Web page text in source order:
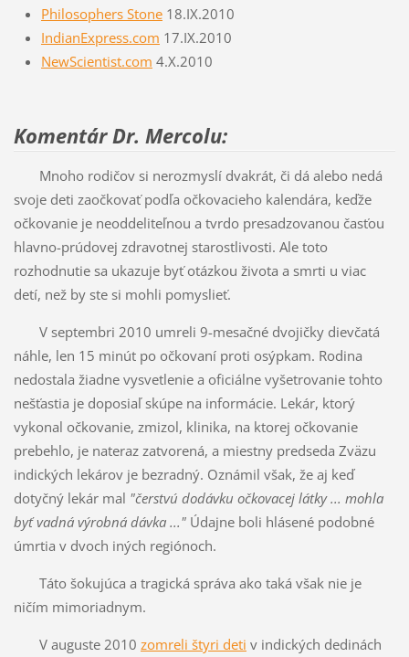
Philosophers Stone18.IX.2010
IndianExpress.com 17.IX.2010
NewScientist.com 4.X.2010
Komentár Dr. Mercolu:
Mnoho rodičov si nerozmyslí dvakrát, či dá alebo nedá
svoje deti zaočkovať podľa očkovacieho kalendára, keďže
očkovanie je neoddeliteľnou a tvrdo presadzovanou časťou
hlavno-prúdovej zdravotnej starostlivosti. Ale toto
rozhodnutie sa ukazuje byť otázkou života a smrti u viac
detí, než by ste si mohli pomyslieť.
V septembri 2010 umreli 9-mesačné dvojičky dievčatá
náhle, len 15 minút po očkovaní proti osýpkam. Rodina
nedostala žiadne vysvetlenie a oficiálne vyšetrovanie tohto
nešťastia je doposiaľ skúpe na informácie. Lekár, ktorý
vykonal očkovanie, zmizol, klinika, na ktorej očkovanie
prebehlo, je nateraz zatvorená, a miestny predseda Zväzu
indických lekárov je bezradný. Oznámil však, že aj keď
dotyčný lekár mal "čerstvú dodávku očkovacej látky ... mohla
byť vadná výrobná dávka ..."Údajne boli hlásené podobné
úmrtia v dvoch iných regiónoch.
Táto šokujúca a tragická správa ako taká však nie je
ničím mimoriadnym.
V auguste 2010 zomreli štyri deti v indických dedinách